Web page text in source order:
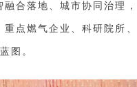
合落地、城市协同治理，
点燃气企业、科研院所、
图。